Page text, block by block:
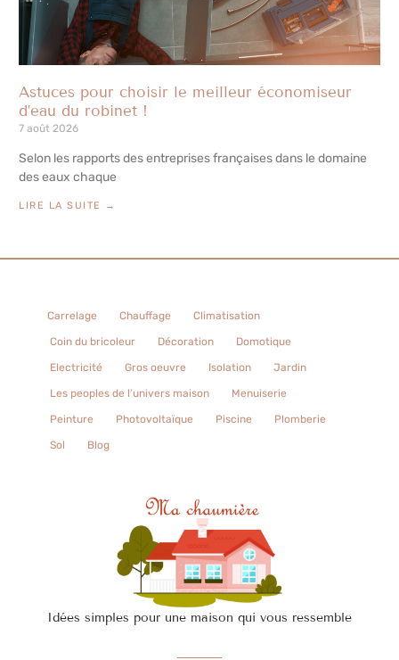
Astuces pour choisir le meilleur économiseur
d’eau du robinet !
7 août 2026
Selon les rapports des entreprises françaises dans le domaine
des eaux chaque
LIRE LA SUITE →
Idées simples pour une maison qui vous ressemble
Carrelage Chauffage Climatisation
Coin du bricoleur Décoration Domotique
Electricité Gros oeuvre Isolation Jardin
Les peoples de l’univers maison Menuiserie
Peinture Photovoltaïque Piscine Plomberie
Sol Blog